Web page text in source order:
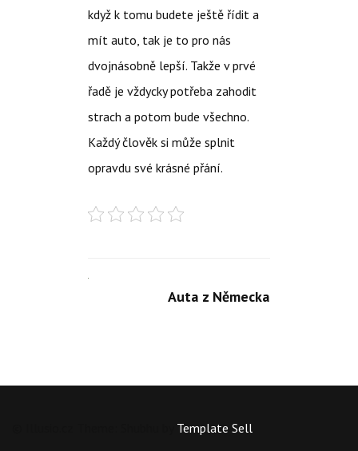
když k tomu budete ještě řídit a
mít auto, tak je to pro nás
dvojnásobně lepší. Takže v prvé
řadě je vždycky potřeba zahodit
strach a potom bude všechno.
Každý člověk si může splnit
opravdu své krásné přání.
Auta z Německa
Template Sell